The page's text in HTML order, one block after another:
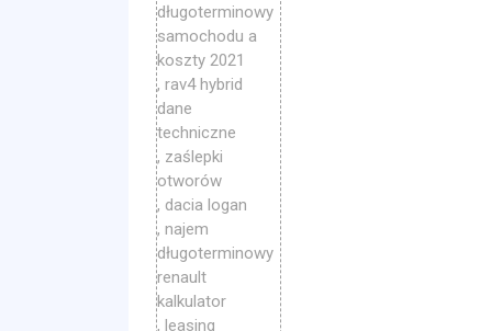
długoterminowy
samochodu a
koszty 2021
, rav4 hybrid
dane
techniczne
, zaślepki
otworów
, dacia logan
, najem
długoterminowy
renault
kalkulator
, leasing